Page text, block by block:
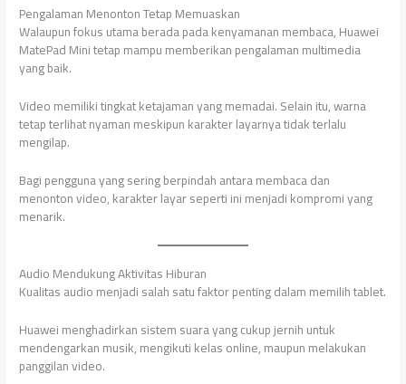
Pengalaman Menonton Tetap Memuaskan
Walaupun fokus utama berada pada kenyamanan membaca, Huawei
MatePad Mini tetap mampu memberikan pengalaman multimedia
yang baik.
Video memiliki tingkat ketajaman yang memadai. Selain itu, warna
tetap terlihat nyaman meskipun karakter layarnya tidak terlalu
mengilap.
Bagi pengguna yang sering berpindah antara membaca dan
menonton video, karakter layar seperti ini menjadi kompromi yang
menarik.
Audio Mendukung Aktivitas Hiburan
Kualitas audio menjadi salah satu faktor penting dalam memilih tablet.
Huawei menghadirkan sistem suara yang cukup jernih untuk
mendengarkan musik, mengikuti kelas online, maupun melakukan
panggilan video.